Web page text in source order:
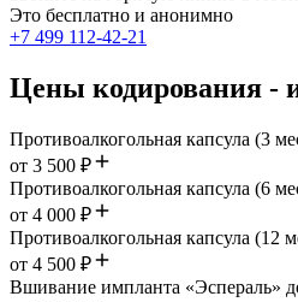
Это бесплатно и анонимно
+7 499 112-42-21
Цены кодирования -
Противоалкогольная капсула (3
от 3 500 ₽
Противоалкогольная капсула (6
от 4 000 ₽
Противоалкогольная капсула (12
от 4 500 ₽
Вшивание импланта «Эспераль»